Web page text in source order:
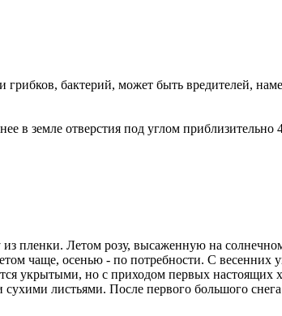
грибков, бактерий, может быть вредителей,
в земле отверстия под углом приблизительно
пленки. Летом розу, высаженную на
чаще, осенью - по потребности. С весенних
укрытыми, но с приходом первых
листьями. После первого большого